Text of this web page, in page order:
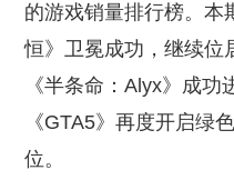
的游戏销量排行榜。本
恒》卫冕成功，继续位
《半条命：Alyx》成功
《GTA5》再度开启绿
位。